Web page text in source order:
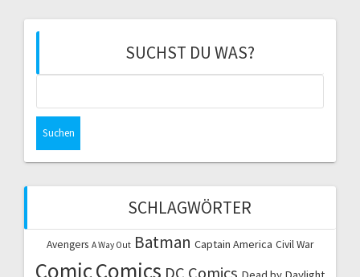
SUCHST DU WAS?
SCHLAGWÖRTER
Avengers A Way Out Batman Captain America Civil War
ComicComics DC Comics